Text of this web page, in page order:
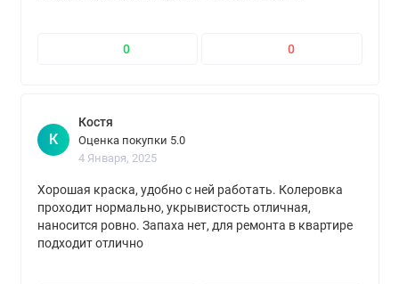
0 0
К
Костя
Оценка покупки 5.0
4 Января, 2025
Хорошая краска, удобно с ней работать. Колеровка
проходит нормально, укрывистость отличная,
наносится ровно. Запаха нет, для ремонта в квартире
подходит отлично